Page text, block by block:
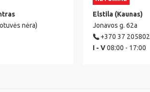
nėra)
Elstila (Kaunas)
Jonavos g. 62a
+370 37 205802
I - V08:00 - 17:00